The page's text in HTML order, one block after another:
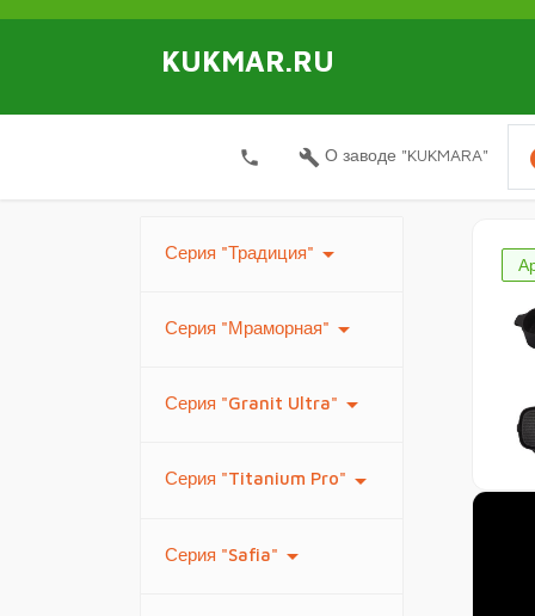
KUKMAR.RU
local_phone build О заводе "KUKMARA"
Серия "Традиция" arrow_drop_down
Серия "Мраморная" arrow_drop_down
Серия "Granit Ultra" arrow_drop_down
Серия "Titanium Pro" arrow_drop_down
Серия "Safia" arrow_drop_down